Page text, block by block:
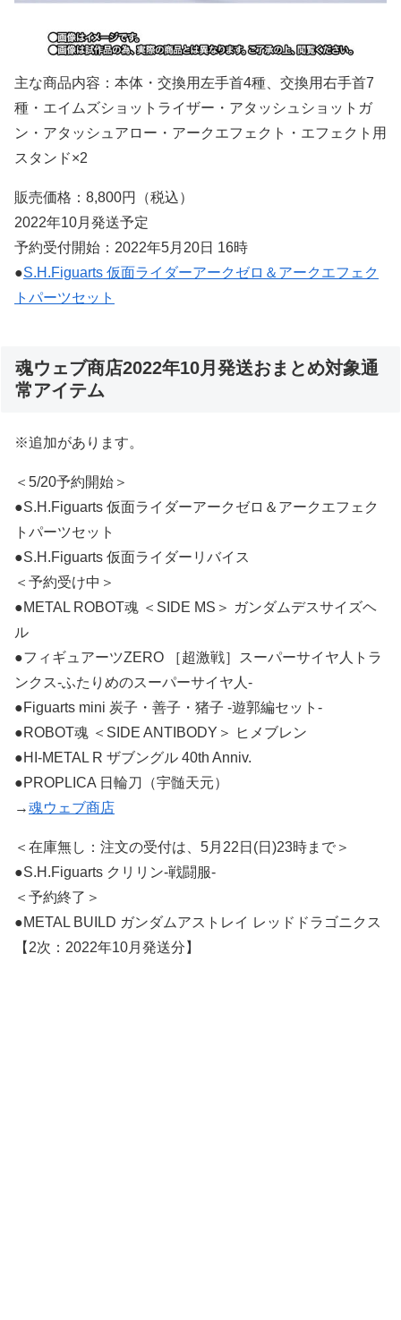
主な商品内容：本体・交換用左手首4種、交換用右手首7
種・エイムズショットライザー・アタッシュショットガ
ン・アタッシュアロー・アークエフェクト・エフェクト用
スタンド×2
販売価格：8,800円（税込）
2022年10月発送予定
予約受付開始：2022年5月20日 16時
●S.H.Figuarts 仮面ライダーアークゼロ＆アークエフェク
トパーツセット
魂ウェブ商店2022年10月発送おまとめ対象通
常アイテム
※追加があります。
＜5/20予約開始＞
●S.H.Figuarts 仮面ライダーアークゼロ＆アークエフェク
トパーツセット
●S.H.Figuarts 仮面ライダーリバイス
＜予約受け中＞
●METAL ROBOT魂 ＜SIDE MS＞ ガンダムデスサイズヘ
ル
●フィギュアーツZERO ［超激戦］スーパーサイヤ人トラ
ンクス-ふたりめのスーパーサイヤ人-
●Figuarts mini 炭子・善子・猪子 -遊郭編セット-
●ROBOT魂 ＜SIDE ANTIBODY＞ ヒメブレン
●HI-METAL R ザブングル 40th Anniv.
●PROPLICA 日輪刀（宇髄天元）
→魂ウェブ商店
＜在庫無し：注文の受付は、5月22日(日)23時まで＞
●S.H.Figuarts クリリン-戦闘服-
＜予約終了＞
●METAL BUILD ガンダムアストレイ レッドドラゴニクス
【2次：2022年10月発送分】